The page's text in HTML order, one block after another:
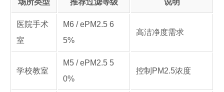
场所类型 推荐过滤等级 说明
医院手术
室
M6 / ePM2.5 6
5%
高洁净度需求
学校教室
M5 / ePM2.5 5
0%
控制PM2.5浓度